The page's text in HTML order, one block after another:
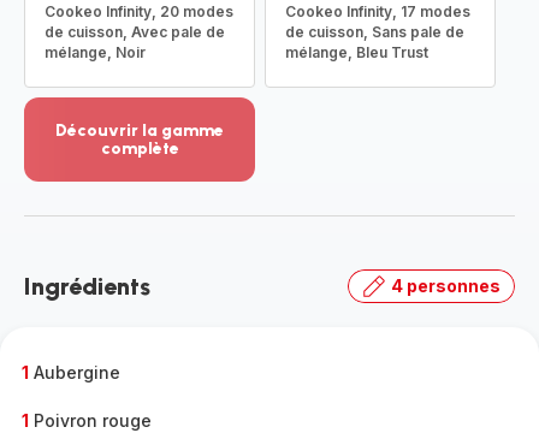
Cookeo Infinity, 20 modes
de cuisson, Avec pale de
mélange, Noir
Cookeo Infinity, 17 modes
de cuisson, Sans pale de
mélange, Bleu Trust
Découvrir la gamme
complète
-
gamme
Ingrédients 4 personnes
1 Aubergine
1 Poivron rouge